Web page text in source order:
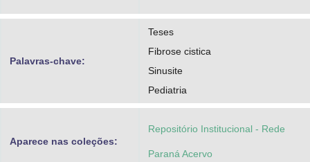
Palavras-chave:
Teses
Fibrose cistica
Sinusite
Pediatria
Aparece nas coleções:
Repositório Institucional - Rede
Paraná Acervo